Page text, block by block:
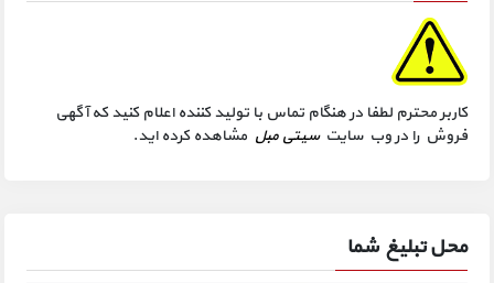
کاربر محترم لطفا در هنگام تماس با تولید کننده اعلام کنید که آگهی
فروش را در وب سایتسیتی مبل مشاهده کرده اید.
محل تبلیغ شما